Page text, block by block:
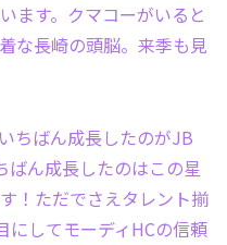
ます。クマコーがいると
な長崎の頭脳。来季も見
ちばん成長したのがJB
ばん成長したのはこの星
！ただでさえタレント揃
にしてモーディHCの信頼